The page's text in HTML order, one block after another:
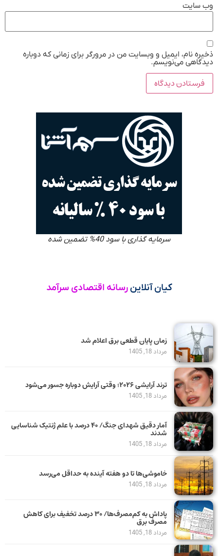
وب‌ سایت
ذخیره نام، ایمیل و وبسایت من در مرورگر برای زمانی که دوباره
دیدگاهی می‌نویسم.
سرمایه گذاری با سود 40% تضمین شده
کیان آنلاین رسانه اقتصادی سرآمد
زمان پایان قطعی برق اعلام شد
مرداد 18, 1405
ترند آرایشی ۲۰۲۶؛ وقتی آرایش دوباره جسور می‌شود
مرداد 18, 1405
آمار دقیق شهدای جنگ/ ۴۰ درصد با علم ژنتیک شناسایی
شدند
مرداد 18, 1405
خاموشی‌ها تا دو هفته آینده به حداقل می‌رسد
مرداد 18, 1405
پاداش به کم‌مصرف‌ها/ ۳۰ درصد تخفیف برای کاهش
مصرف برق
مرداد 18, 1405